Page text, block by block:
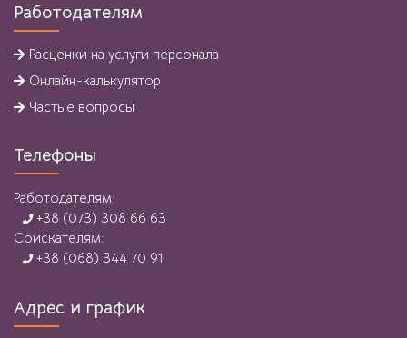
Работодателям
Расценки на услуги персонала
Онлайн-калькулятор
Частые вопросы
Телефоны
Работодателям:
+38 (073) 308 66 63
Соискателям:
+38 (068) 344 70 91
Адрес и график